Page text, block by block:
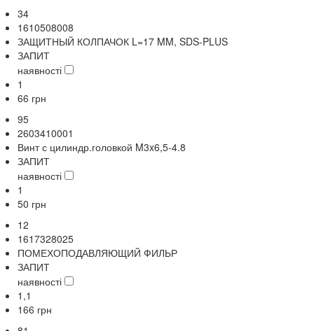
34
1610508008
ЗАЩИТНЫЙ КОЛПАЧОК L=17 MM, SDS-PLUS
ЗАПИТ
наявності
1
66 грн
95
2603410001
Винт с цилиндр.головкой M3x6,5-4.8
ЗАПИТ
наявності
1
50 грн
12
1617328025
ПОМЕХОПОДАВЛЯЮЩИЙ ФИЛЬР
ЗАПИТ
наявності
1,1
166 грн